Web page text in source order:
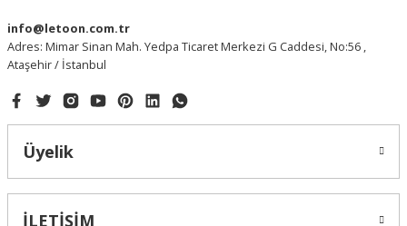
info@letoon.com.tr
Adres: Mimar Sinan Mah. Yedpa Ticaret Merkezi G Caddesi, No:56 ,
Ataşehir / İstanbul
Üyelik
İLETİŞİM